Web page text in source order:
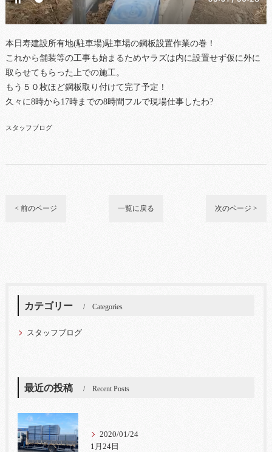
本日寿建設所有地(駐車場)駐車場の鋼板設置作業の巻！
これから舗装等の工事も始まるためヤラズは内に設置せず仮に外に
取らせてもらった上での施工。
もう５０枚ほど鋼板取り付けて完了予定！
久々に8時から17時までの8時間フルで現場仕事したわ?
スタッフブログ
< 前のページ 一覧に戻る 次のページ >
カテゴリー Categories
スタッフブログ
最近の投稿 Recent Posts
2020/01/24
1月24日